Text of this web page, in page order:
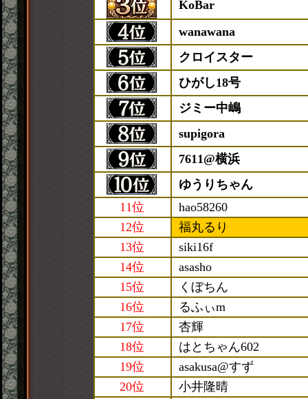
KoBar
wanawana
クロイスター
ひがし18号
ジミー中嶋
supigora
7611@横浜
ゆうりちゃん
11位
hao58260
12位
福丸るり
13位
siki16f
14位
asasho
15位
くぼちん
16位
るふぃm
17位
杏輝
18位
はとちゃん602
19位
asakusa@すず
20位
小井隆晴